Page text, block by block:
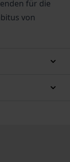
für die
von